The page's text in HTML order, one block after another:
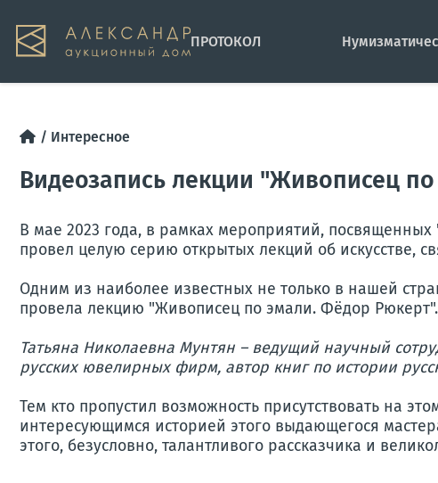
ПРОТОКОЛ
Интересное
Видеозапись лекции "Живописец
В мае 2023 года, в рамках мероприятий,
провел целую серию открытых лекций об искусстве,
Одним из наиболее известных не только в нашей
провела лекцию "Живописец по эмали. Фёдор Рюкерт".
Татьяна Николаевна Мунтян – ведущий научный
русских ювелирных фирм, автор книг по истории
Тем кто пропустил возможность присутствовать на
интересующимся историей этого выдающегося
этого, безусловно, талантливого рассказчика и